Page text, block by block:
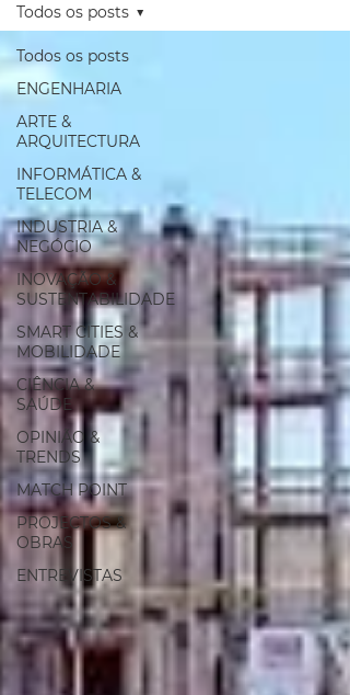
Todos os posts
ENGENHARIA
ARTE &
ARQUITECTURA
INFORMÁTICA &
TELECOM
INDUSTRIA &
NEGÓCIO
INOVAÇÃO &
SUSTENTABILIDADE
SMART CITIES &
MOBILIDADE
CIÊNCIA &
SAÚDE
OPINIÃO &
TRENDS
MATCH POINT
PROJECTOS &
OBRAS
ENTREVISTAS
Todos os posts